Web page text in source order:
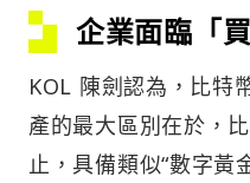
企業面臨「
KOL 陳劍認為，比特
產的最大區別在於，
止，具備類似“數字黃